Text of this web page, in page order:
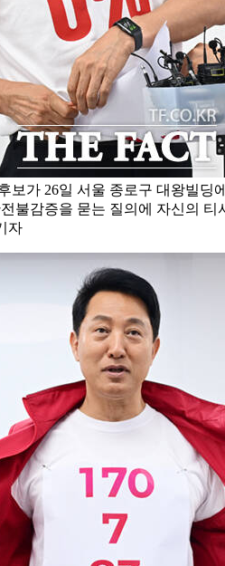
보가 26일 서울 종로구 대왕빌딩
불감증을 묻는 질의에 자신의 티
자